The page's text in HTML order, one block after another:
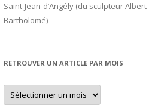
Saint-Jean-d’Angély (du sculpteur Albert
Bartholomé)
RETROUVER UN ARTICLE PAR MOIS
Retrouver
un
article